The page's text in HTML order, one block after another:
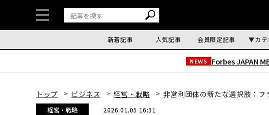
新着記事 人気記事 会員限定記事 カテ
NEWS Forbes JAPAN
トップ ビジネス 経営・戦略 非営利団体の新たな選択肢：
経営・戦略 2026.01.05 16:31